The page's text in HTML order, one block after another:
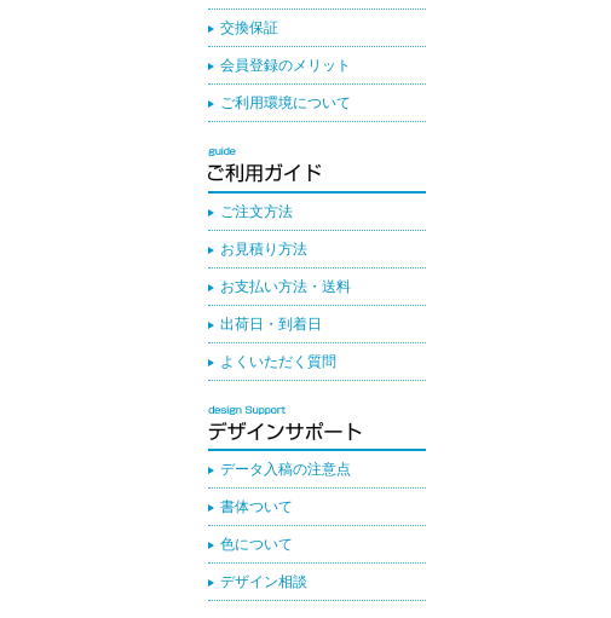
交換保証
会員登録のメリット
ご利用環境について
ご注文方法
お見積り方法
お支払い方法・送料
出荷日・到着日
よくいただく質問
データ入稿の注意点
書体ついて
色について
デザイン相談